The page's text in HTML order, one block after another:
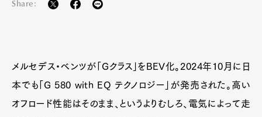
Share:
メルセデス・ベンツが「Gクラス」をBEV化。2024年10月に日
本でも「G 580 with EQ テクノロジー」が発売された。高い
オフロード性能はそのまま、というよりむしろ、電気によって走